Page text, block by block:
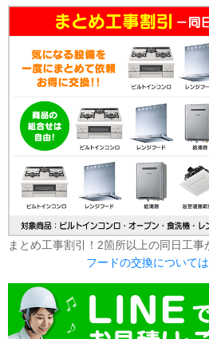
まとめ工事割引！2箇所以上の同日工事
フードの交換について